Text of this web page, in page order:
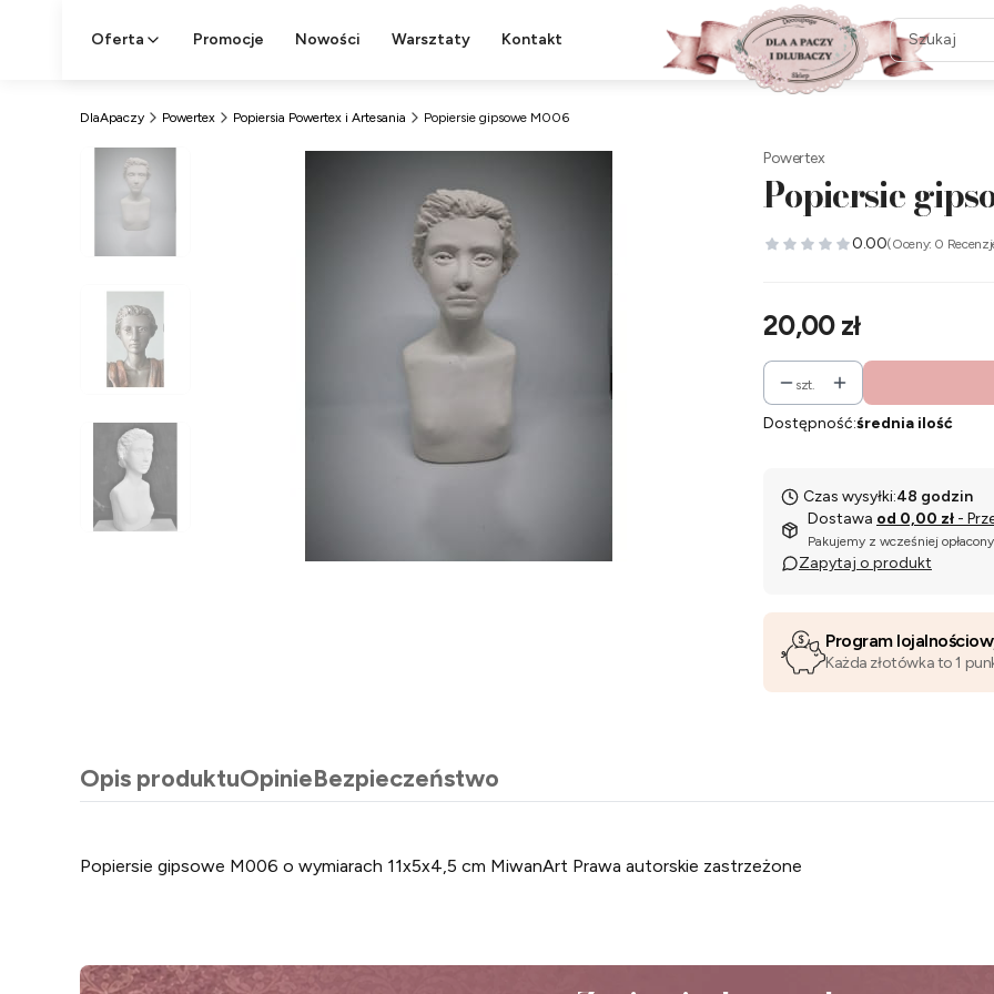
Oferta Promocje Nowości Warsztaty Kontakt
DlaApaczy Powertex Popiersia Powertex i Artesania Popiersie gipsowe M006
Powertex
Popiersie
0.00(Oceny: 0
Cena
20,00 zł
szt.
Dostępność:średnia ilość
Czas wysyłki:48 godzin
Dostawa od 0,00 zł -
Pakujemy z wcześniej
Zapytaj o produkt
Program
Każda złotówka to 1
Opis produktuOpinieBezpieczeństwo
Popiersie gipsowe M006 o wymiarach 11x5x4,5 cm MiwanArt Prawa autorskie zastrzeżone